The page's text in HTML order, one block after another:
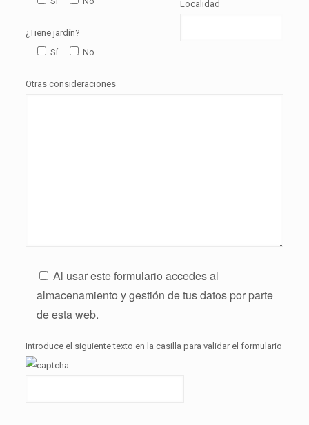
¿Tiene jardín?
Sí
No
Localidad
Otras consideraciones
Al usar este formulario accedes al
almacenamiento y gestión de tus datos por parte
de esta web.
Introduce el siguiente texto en la casilla para validar el formulario